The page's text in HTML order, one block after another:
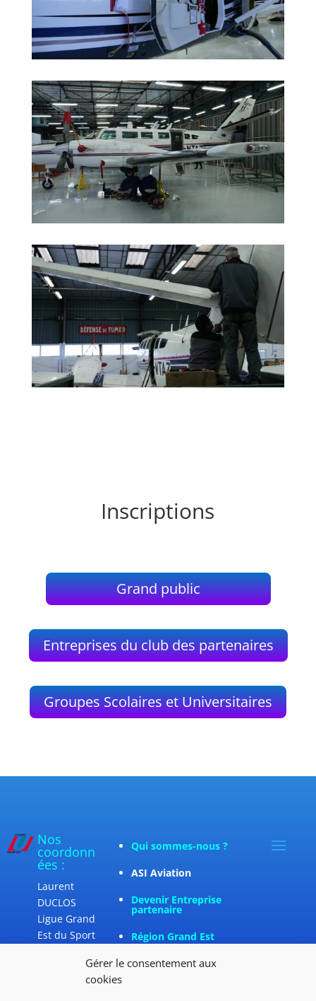
Gérer le consentement aux
cookies
Inscriptions
Grand public
Entreprises du club des partenaires
Groupes Scolaires et Universitaires
Nos
coordonn
ées :
Laurent
DUCLOS
Ligue Grand
Est du Sport
Qui sommes-nous ?
ASI Aviation
Devenir Entreprise
partenaire
Région Grand Est